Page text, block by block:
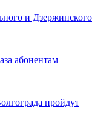
и Дзержинского
абонентам
пройдут